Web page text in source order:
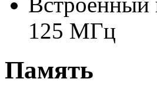
125 МГц
Память